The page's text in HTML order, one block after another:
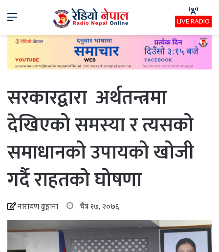
Menu LIVE RADIO
सरकारद्वारा अर्थतन्त्रमा
देखिएको समस्या र त्यसको
समाधानको उपायको खोजी
गर्दै राहतको घोषणा
नारायण ढुङ्गाना चैत्र १७, २०७६